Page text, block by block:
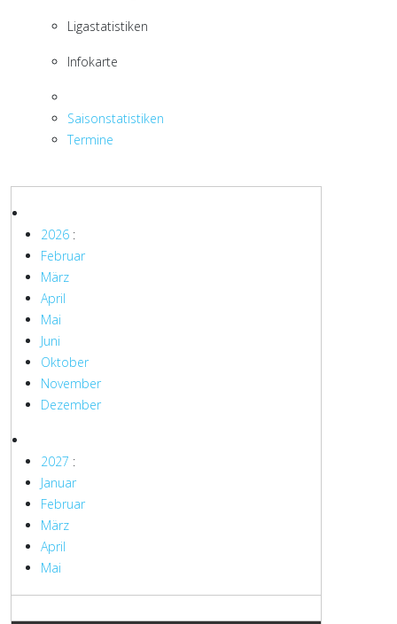
Ligastatistiken
Infokarte
Saisonstatistiken
Termine
2026 :
Februar
März
April
Mai
Juni
Oktober
November
Dezember
2027 :
Januar
Februar
März
April
Mai